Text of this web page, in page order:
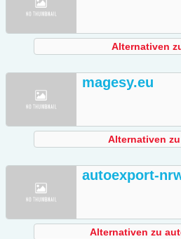
Alternativen
magesy.eu
Alternativen
autoexport-
Alternativen zu